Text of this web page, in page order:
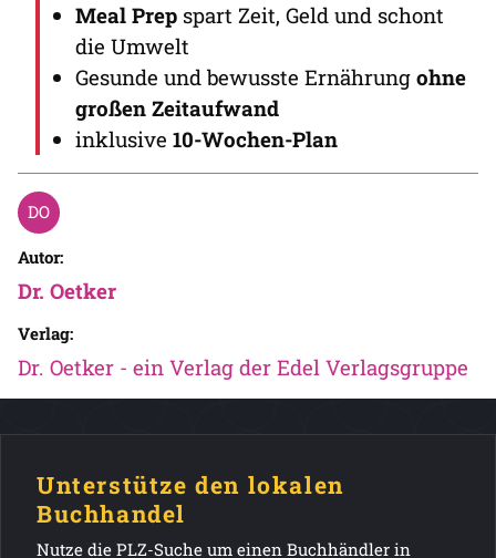
Meal Prep spart Zeit, Geld und schont
die Umwelt
Gesunde und bewusste Ernährung ohne
großen Zeitaufwand
inklusive 10-Wochen-Plan
Autor:
Dr. Oetker
Verlag:
Dr. Oetker - ein Verlag der Edel Verlagsgruppe
Unterstütze den lokalen
Buchhandel
Nutze die PLZ-Suche um einen Buchhändler in